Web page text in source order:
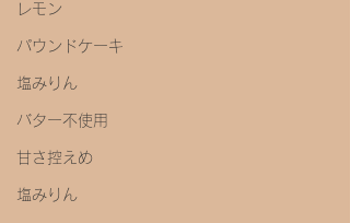
レモン
パウンドケーキ
塩みりん
バター不使用
甘さ控えめ
塩みりん